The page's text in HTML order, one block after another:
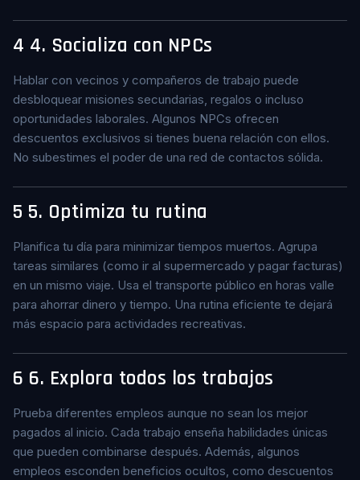
4 4. Socializa con NPCs
Hablar con vecinos y compañeros de trabajo puede
desbloquear misiones secundarias, regalos o incluso
oportunidades laborales. Algunos NPCs ofrecen
descuentos exclusivos si tienes buena relación con ellos.
No subestimes el poder de una red de contactos sólida.
5 5. Optimiza tu rutina
Planifica tu día para minimizar tiempos muertos. Agrupa
tareas similares (como ir al supermercado y pagar facturas)
en un mismo viaje. Usa el transporte público en horas valle
para ahorrar dinero y tiempo. Una rutina eficiente te dejará
más espacio para actividades recreativas.
6 6. Explora todos los trabajos
Prueba diferentes empleos aunque no sean los mejor
pagados al inicio. Cada trabajo enseña habilidades únicas
que pueden combinarse después. Además, algunos
empleos esconden beneficios ocultos, como descuentos